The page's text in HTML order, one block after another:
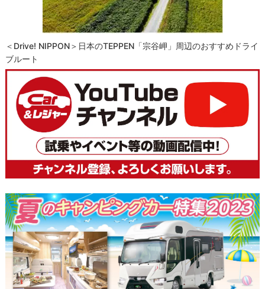
＜Drive! NIPPON＞日本のTEPPEN「宗谷岬」周辺のおすすめドライ
ブルート